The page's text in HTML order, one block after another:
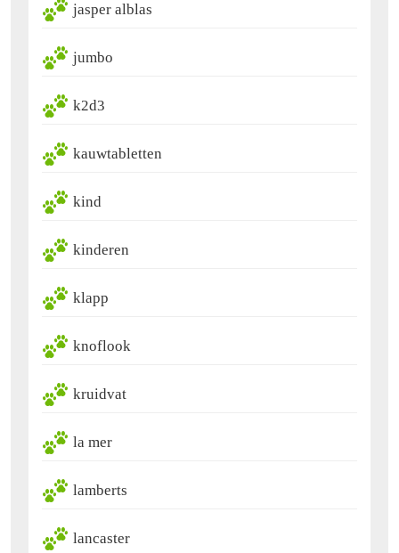
jasper alblas
jumbo
k2d3
kauwtabletten
kind
kinderen
klapp
knoflook
kruidvat
la mer
lamberts
lancaster